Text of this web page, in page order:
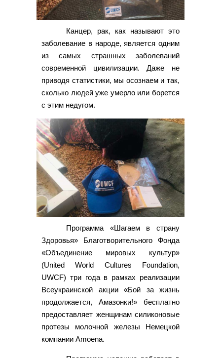
Канцер, рак, как называют это
заболевание в народе, является одним
из самых страшных заболеваний
современной цивилизации. Даже не
приводя статистики, мы осознаем и так,
сколько людей уже умерло или борется
с этим недугом.
Программа «Шагаем в страну
Здоровья» Благотворительного Фонда
«Объединение мировых культур»
(United World Cultures Foundation,
UWCF) три года в рамках реализации
Всеукраинской акции «Бой за жизнь
продолжается, Амазонки!» бесплатно
предоставляет женщинам силиконовые
протезы молочной железы Немецкой
компании Amoena.